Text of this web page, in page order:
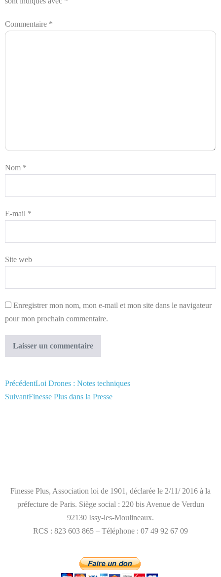
Commentaire *
Nom *
E-mail *
Site web
Enregistrer mon nom, mon e-mail et mon site dans le navigateur
pour mon prochain commentaire.
PrécédentLoi Drones : Notes techniques
SuivantFinesse Plus dans la Presse
Finesse Plus, Association loi de 1901, déclarée le 2/11/ 2016 à la
préfecture de Paris. Siège social : 220 bis Avenue de Verdun
92130 Issy-les-Moulineaux.
RCS : 823 603 865 – Téléphone : 07 49 92 67 09